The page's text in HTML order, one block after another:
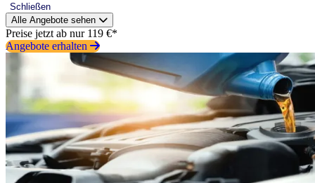
Schließen
Alle Angebote sehen
Preise jetzt ab nur 119 €*
Angebote erhalten